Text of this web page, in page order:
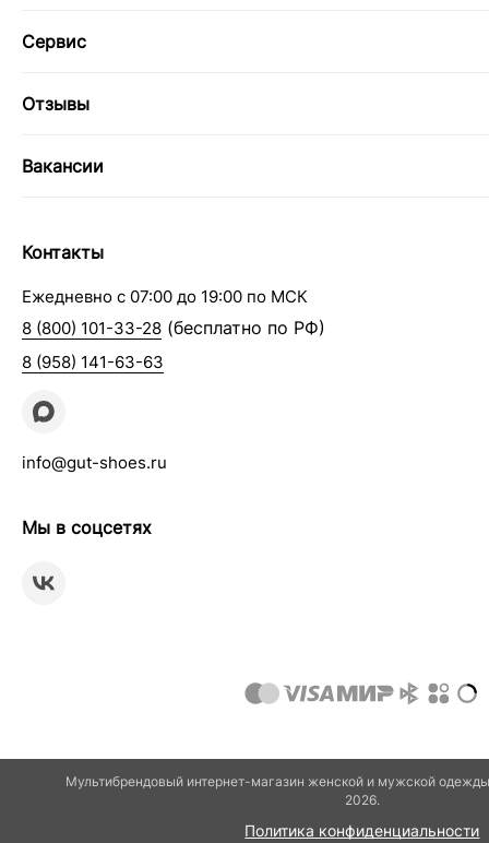
Сервис
Отзывы
Вакансии
Контакты
Ежедневно с 07:00 до 19:00 по МСК
8 (800) 101-33-28 (бесплатно по РФ)
8 (958) 141-63-63
info@gut-shoes.ru
Мы в соцсетях
Мультибрендовый интернет-магазин женской и мужской
2026.
Политика конфиденциальности